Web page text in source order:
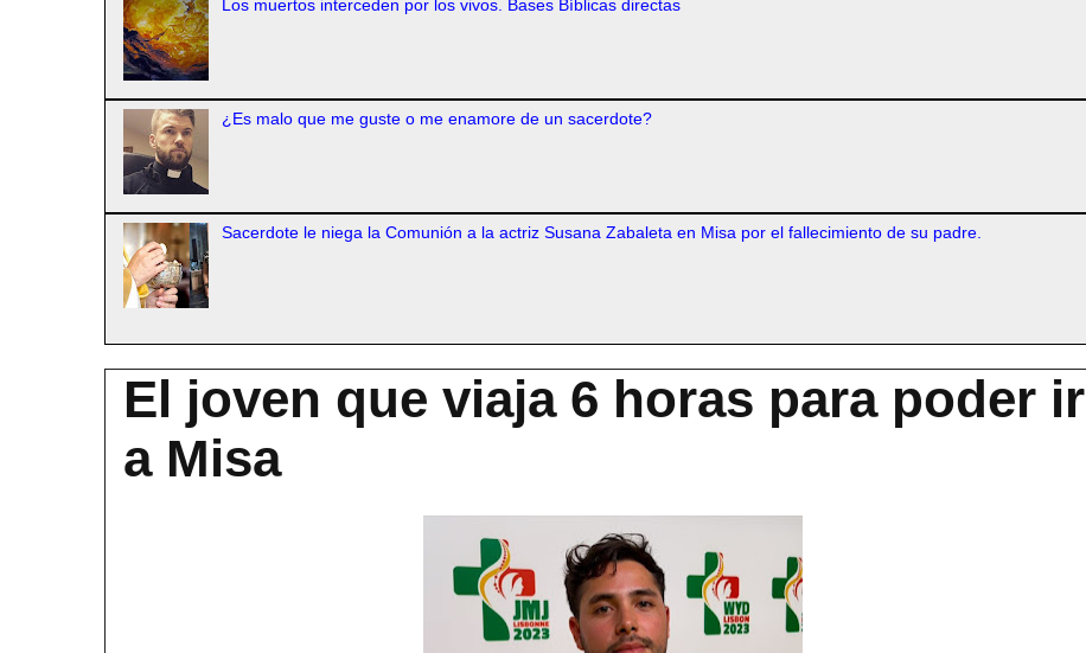
Los muertos interceden por los vivos. Bases Bíblicas directas
¿Es malo que me guste o me enamore de un sacerdote?
Sacerdote le niega la Comunión a la actriz Susana Zabaleta en Misa por el fallecimiento de su padre.
El joven que viaja 6 horas para poder ir
a Misa